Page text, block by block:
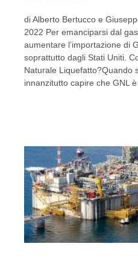
di Alberto Bertucco e
2022 Per emanciparsi dal
aumentare l’importazione di
soprattutto dagli Stati Uniti.
Naturale Liquefatto?Quando
innanzitutto capire che GNL